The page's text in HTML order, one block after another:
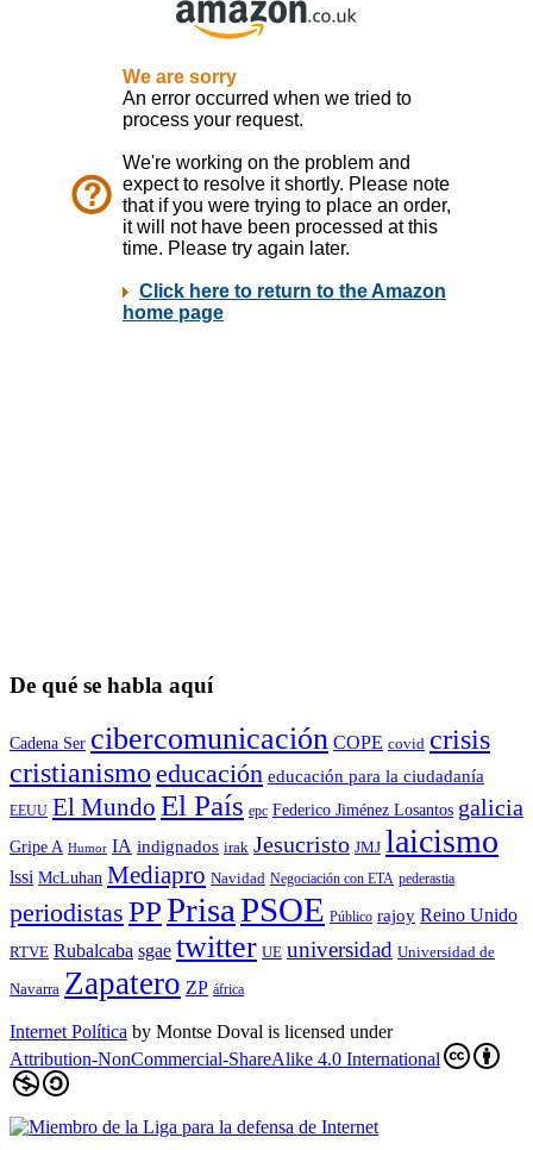
De qué se habla aquí
Cadena Ser cibercomunicación COPE covid crisis
cristianismo educación educación para la ciudadaní­a
EEUU El Mundo El País epc Federico Jiménez Losantos galicia
Gripe A Humor IA indignados irak Jesucristo JMJ laicismo
lssi McLuhan Mediapro Navidad Negociación con ETA pederastia
periodistas PPPrisaPSOE Público rajoy Reino Unido
RTVE Rubalcaba sgae twitter UE universidad Universidad de
Navarra Zapatero ZP áfrica
Internet Política by Montse Doval is licensed under
Attribution-NonCommercial-ShareAlike 4.0 International